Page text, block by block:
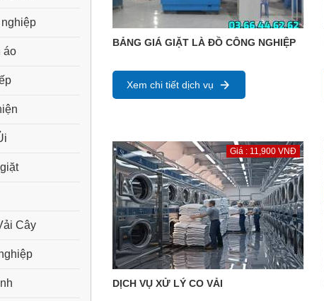
BẢNG GIÁ GIẶT LÀ ĐỒ CÔNG NGHIỆP
Xem chi tiết dịch vụ
Giá : 11,900 VNĐ
DỊCH VỤ XỬ LÝ CO VẢI
nghiệp
áo
Cây